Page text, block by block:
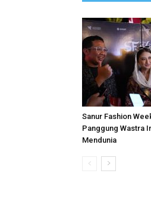
Sanur Fashion
Panggung Wastra
Mendunia